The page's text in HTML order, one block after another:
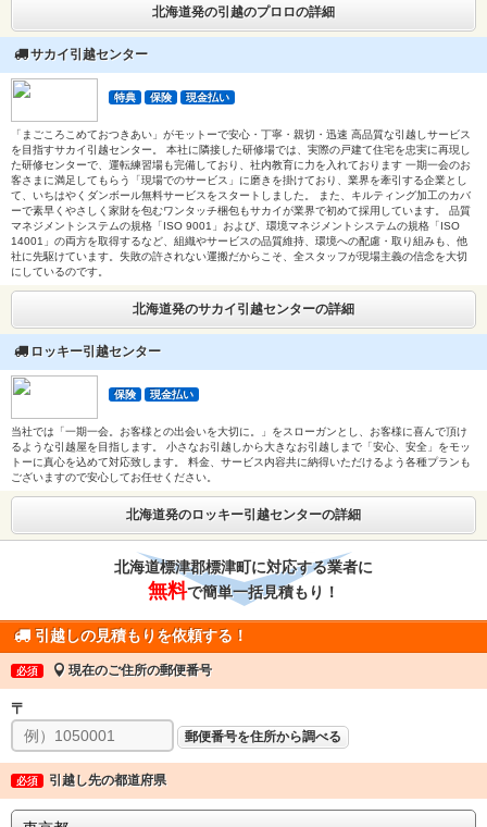
北海道発の引越のプロロの詳細
サカイ引越センター
特典 保険 現金払い
「まごころこめておつきあい」がモットーで安心・丁寧・親切・迅速 高品質な引越しサービス
を目指すサカイ引越センター。 本社に隣接した研修場では、実際の戸建て住宅を忠実に再現し
た研修センターで、運転練習場も完備しており、社内教育に力を入れております 一期一会のお
客さまに満足してもらう「現場でのサービス」に磨きを掛けており、業界を牽引する企業とし
て、いちはやくダンボール無料サービスをスタートしました。 また、キルティング加工のカバ
ーで素早くやさしく家財を包むワンタッチ梱包もサカイが業界で初めて採用しています。 品質
マネジメントシステムの規格「ISO 9001」および、環境マネジメントシステムの規格「ISO
14001」の両方を取得するなど、組織やサービスの品質維持、環境への配慮・取り組みも、他
社に先駆けています。失敗の許されない運搬だからこそ、全スタッフが現場主義の信念を大切
にしているのです。
北海道発のサカイ引越センターの詳細
ロッキー引越センター
保険 現金払い
当社では「一期一会。お客様との出会いを大切に。」をスローガンとし、お客様に喜んで頂け
るような引越屋を目指します。 小さなお引越しから大きなお引越しまで「安心、安全」をモッ
トーに真心を込めて対応致します。 料金、サービス内容共に納得いただけるよう各種プランも
ございますので安心してお任せください。
北海道発のロッキー引越センターの詳細
北海道標津郡標津町に対応する業者に
無料で簡単一括見積もり！
引越しの見積もりを依頼する！
必須 現在のご住所の郵便番号
〒
郵便番号を住所から調べる
必須 引越し先の都道府県